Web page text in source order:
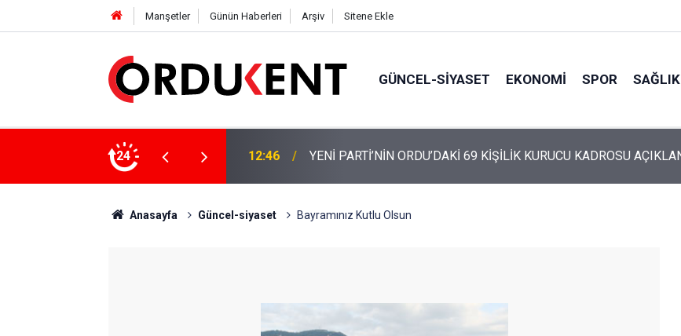
Manşetler Günün Haberleri Arşiv Sitene Ekle
GÜNCEL-SIYASET EKONOMI SPOR SAĞLIK
24
KURUCU KADROSU AÇIKLANDI 12:22 YENİ PARTİ ALTINORDU’DA KURUCU YÖNETİMİNİ AÇIKLADI
Anasayfa Güncel-siyaset Bayramınız Kutlu Olsun